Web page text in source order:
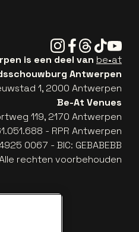
Instagram
Facebook
Threads
TiktokYoutube
is een deel van be•at
Antwerpen
1, 2000 Antwerpen
Be-At Venues
119, 2170 Antwerpen
- RPR Antwerpen
0067 - BIC: GEBABEBB
rechten voorbehouden